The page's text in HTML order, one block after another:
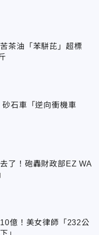
茶油「苯駢芘」超標
石車「逆向衝機車
了！砲轟財政部EZ WA
億！美女律師「232公
」